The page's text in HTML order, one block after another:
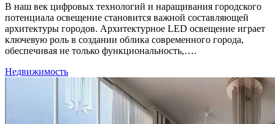
В наш век цифровых технологий и наращивания городского
потенциала освещение становится важной составляющей
архитектуры городов. Архитектурное LED освещение играет
ключевую роль в создании облика современного города,
обеспечивая не только функциональность,….
Недвижимость